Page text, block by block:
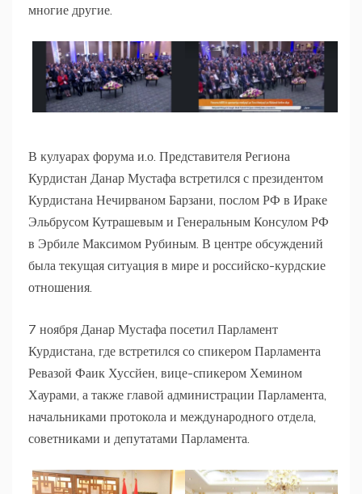
многие другие.
В кулуарах форума и.о. Представителя Региона
Курдистан Данар Мустафа встретился с президентом
Курдистана Нечирваном Барзани, послом РФ в Ираке
Эльбрусом Кутрашевым и Генеральным Консулом РФ
в Эрбиле Максимом Рубиным. В центре обсуждений
была текущая ситуация в мире и российско-курдские
отношения.
7 ноября Данар Мустафа посетил Парламент
Курдистана, где встретился со спикером Парламента
Ревазой Фаик Хуссйен, вице-спикером Хемином
Хаурами, а также главой администрации Парламента,
начальниками протокола и международного отдела,
советниками и депутатами Парламента.